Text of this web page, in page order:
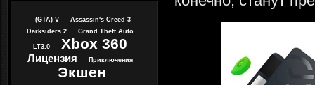
(GTA) V
Assassin's Creed 3
Darksiders 2
Grand Theft Auto
LT3.0 Xbox 360
Лицензия Приключения
Экшен